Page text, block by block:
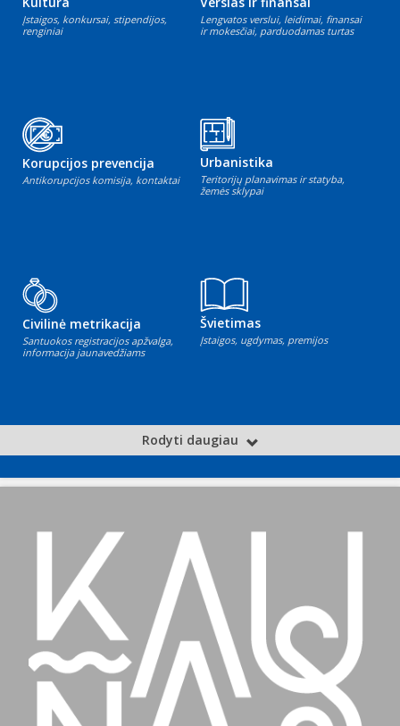
Įstaigos, konkursai, stipendijos,
renginiai
Lengvatos verslui, leidimai, finansai
ir mokesčiai, parduodamas turtas
Korupcijos prevencija
Antikorupcijos komisija, kontaktai
Urbanistika
Teritorijų planavimas ir statyba,
žemės sklypai
Civilinė metrikacija
Santuokos registracijos apžvalga,
informacija jaunavedžiams
Švietimas
Įstaigos, ugdymas, premijos
Rodyti daugiau